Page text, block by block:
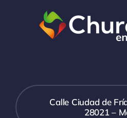
Calle Ciudad de
28021 –